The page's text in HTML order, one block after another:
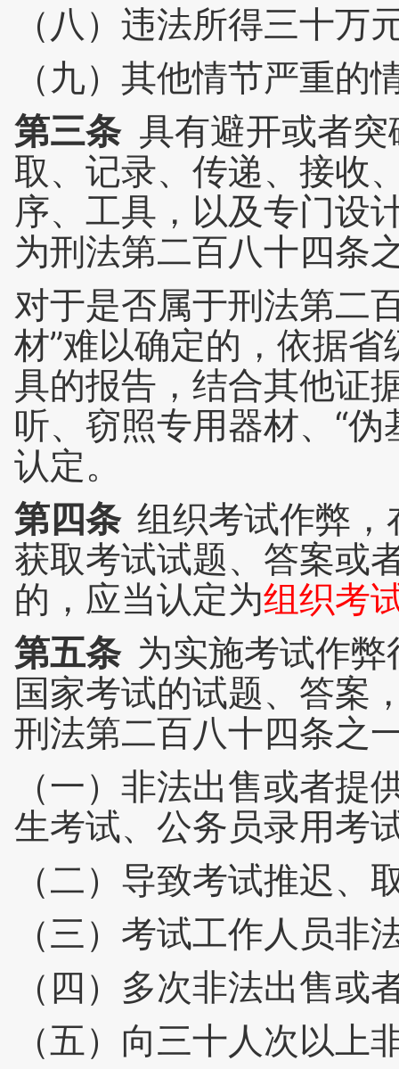
（八）违法所得三十万
（九）其他情节严重的
第三条 具有避开或者
取、记录、传递、接收
序、工具，以及专门设
为刑法第二百八十四条
对于是否属于刑法第二
材”难以确定的，依据
具的报告，结合其他证
听、窃照专用器材、“
认定。
第四条 组织考试作弊
获取考试试题、答案或
的，应当认定为组织考
第五条 为实施考试作
国家考试的试题、答案
刑法第二百八十四条之
（一）非法出售或者
生考试、公务员录用考
（二）导致考试推迟、
（三）考试工作人员
（四）多次非法出售或
（五）向三十人次以